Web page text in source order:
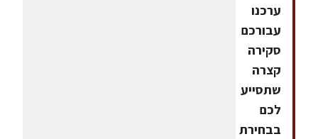
ערכנו
עבורכם
סקירה
קצרה
שתסייע
לכם
בבחירת